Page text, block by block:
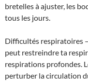
bretelles à ajuster, les
tous les jours.
Difficultés respiratoires
peut restreindre ta
respirations profondes.
perturber la circulation